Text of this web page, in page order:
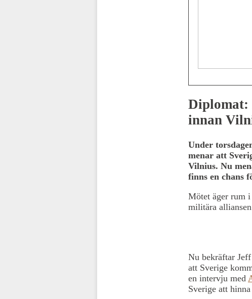
Diplomat:
innan
Under
menar att
Vilnius. Nu
finns en chans
Mötet äger rum
militära
Nu bekräftar
att Sverige
en intervju med
Sverige att